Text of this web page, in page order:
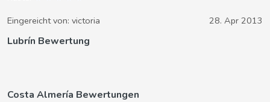
Eingereicht von: victoria 28. Apr 2013
Lubrín Bewertung
Costa Almería Bewertungen